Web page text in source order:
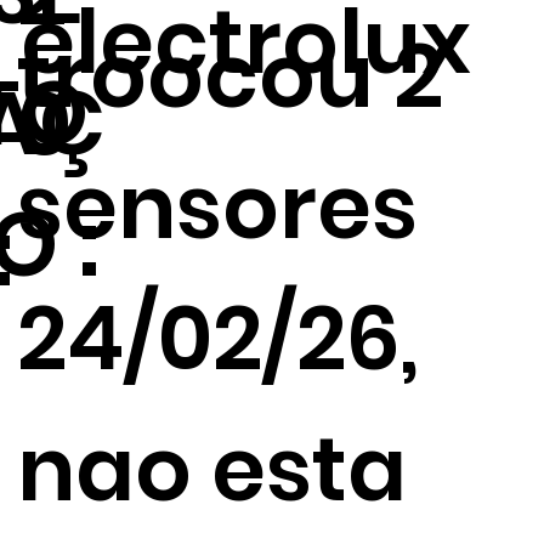
0
electrolux
troocou 2
sensores
24/02/26,
nao esta
: